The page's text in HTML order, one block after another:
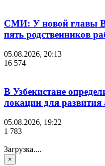
СМИ: У новой главы
пять родственников
05.08.2026, 20:13
16 574
В Узбекистане
локации для развития
05.08.2026, 19:22
1 783
Загрузка....
×